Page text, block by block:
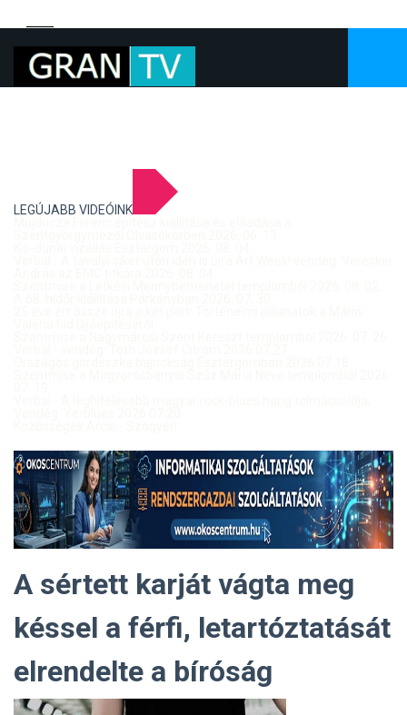
LEGÚJABB VIDEÓINK
A sértett karját vágta meg
késsel a férfi, letartóztatását
elrendelte a bíróság